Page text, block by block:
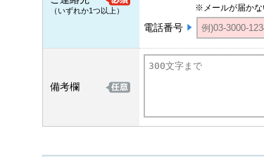
（いずれか1つ以上） ※メールが届かな
電話番号
備考欄